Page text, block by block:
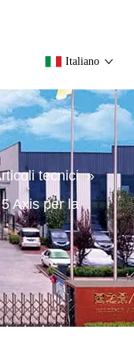
Italiano
tecnici »
Axis per la